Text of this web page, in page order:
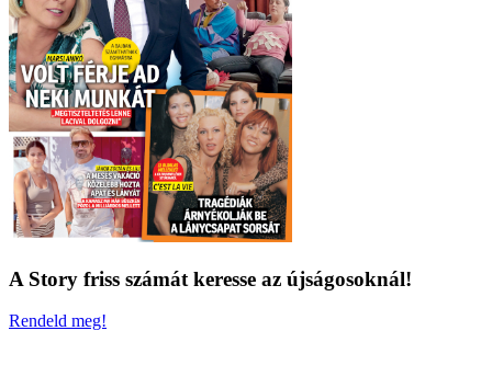
A Story friss számát keresse az újságosoknál!
Rendeld meg!